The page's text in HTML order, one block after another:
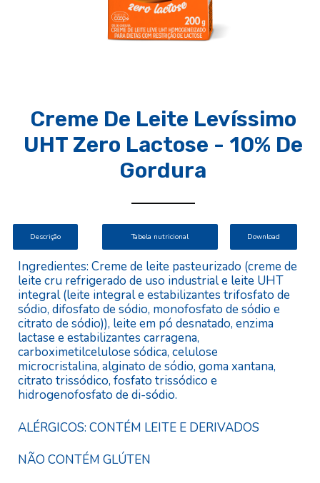
Creme De Leite Levíssimo
UHT Zero Lactose - 10% De
Gordura
Descrição Tabela nutricional Download
Ingredientes: Creme de leite pasteurizado (creme de
leite cru refrigerado de uso industrial e leite UHT
integral (leite integral e estabilizantes trifosfato de
sódio, difosfato de sódio, monofosfato de sódio e
citrato de sódio)), leite em pó desnatado, enzima
lactase e estabilizantes carragena,
carboximetilcelulose sódica, celulose
microcristalina, alginato de sódio, goma xantana,
citrato trissódico, fosfato trissódico e
hidrogenofosfato de di-sódio.
ALÉRGICOS: CONTÉM LEITE E DERIVADOS
NÃO CONTÉM GLÚTEN